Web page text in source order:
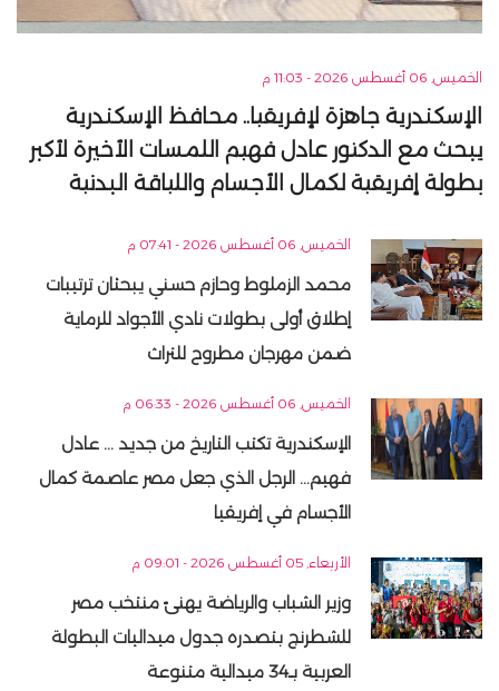
الخميس, 06 أغسطس 2026 - 11:03 م
الإسكندرية جاهزة لإفريقيا.. محافظ الإسكندرية
يبحث مع الدكتور عادل فهيم اللمسات الأخيرة لأكبر
بطولة إفريقية لكمال الأجسام واللياقة البدنية
الخميس, 06 أغسطس 2026 - 07:41 م
محمد الزملوط وحازم حسني يبحثان ترتيبات
إطلاق أولى بطولات نادي الأجواد للرماية
ضمن مهرجان مطروح للتراث
الخميس, 06 أغسطس 2026 - 06:33 م
الإسكندرية تكتب التاريخ من جديد ... عادل
فهيم... الرجل الذي جعل مصر عاصمة كمال
الأجسام في إفريقيا
الأربعاء, 05 أغسطس 2026 - 09:01 م
وزير الشباب والرياضة يهنئ منتخب مصر
للشطرنج بتصدره جدول ميداليات البطولة
العربية بـ34 ميدالية متنوعة